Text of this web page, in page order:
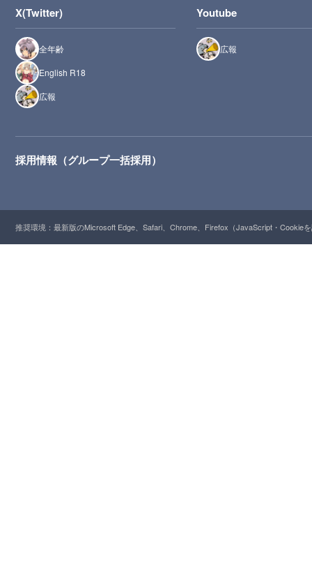
X(Twitter)
全年齢
English R18
広報
Youtube
広報
採用情報（グループ一括採用）
推奨環境：最新版のMicrosoft Edge、Safari、Chrome、Firefox（JavaScript・Cookie